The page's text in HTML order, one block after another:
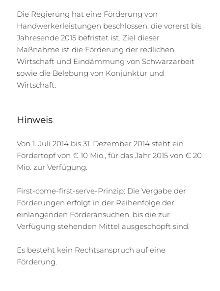
Die Regierung hat eine Förderung von
Handwerkerleistungen beschlossen, die vorerst bis
Jahresende 2015 befristet ist. Ziel dieser
Maßnahme ist die Förderung der redlichen
Wirtschaft und Eindämmung von Schwarzarbeit
sowie die Belebung von Konjunktur und
Wirtschaft.
Hinweis:
Von 1. Juli 2014 bis 31. Dezember 2014 steht ein
Fördertopf von € 10 Mio., für das Jahr 2015 von € 20
Mio. zur Verfügung.
First-come-first-serve-Prinzip: Die Vergabe der
Förderungen erfolgt in der Reihenfolge der
einlangenden Förderansuchen, bis die zur
Verfügung stehenden Mittel ausgeschöpft sind.
Es besteht kein Rechtsanspruch auf eine
Förderung.